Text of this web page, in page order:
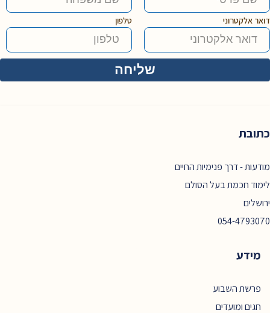
דואר אלקטרוני טלפון
כתובת
מודעות - דרך פנימיות החיים
לימוד חכמת בעל הסולם
ירושלים
054-4793070
מידע
פרשת השבוע
חגים ומועדים